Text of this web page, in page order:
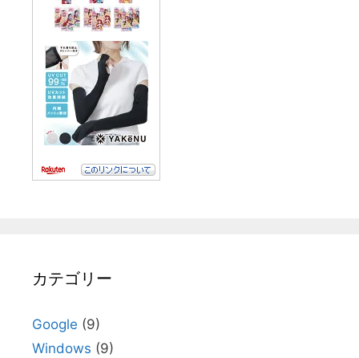
カテゴリー
Google (9)
Windows (9)